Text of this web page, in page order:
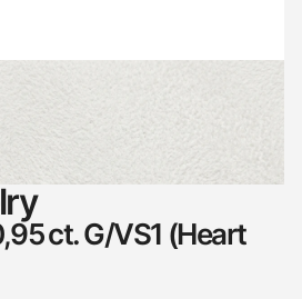
ct. G/VS1 (Heart